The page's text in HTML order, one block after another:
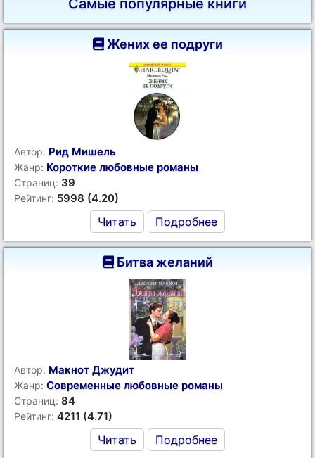
Самые популярные книги
Жених ее подруги
Автор: Рид Мишель
Жанр: Короткие любовные романы
Страниц: 39
Рейтинг: 5998 (4.20)
Читать Подробнее
Битва желаний
Автор: Макнот Джудит
Жанр: Современные любовные романы
Страниц: 84
Рейтинг: 4211 (4.71)
Читать Подробнее